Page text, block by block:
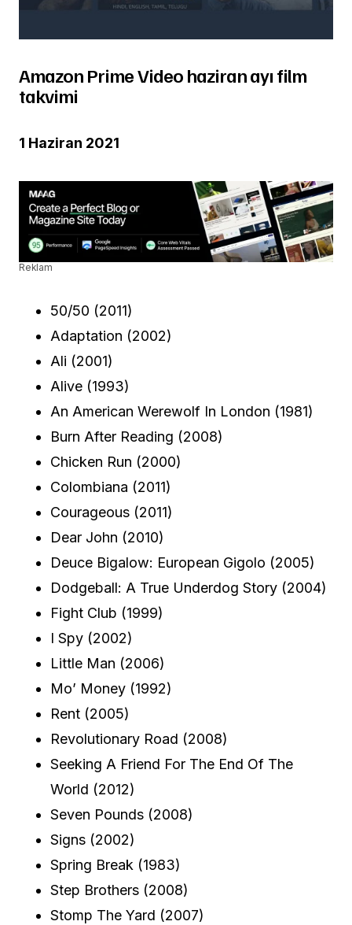
Amazon Prime Video haziran ayı film
takvimi
1 Haziran 2021
Reklam
50/50 (2011)
Adaptation (2002)
Ali (2001)
Alive (1993)
An American Werewolf In London (1981)
Burn After Reading (2008)
Chicken Run (2000)
Colombiana (2011)
Courageous (2011)
Dear John (2010)
Deuce Bigalow: European Gigolo (2005)
Dodgeball: A True Underdog Story (2004)
Fight Club (1999)
I Spy (2002)
Little Man (2006)
Mo’ Money (1992)
Rent (2005)
Revolutionary Road (2008)
Seeking A Friend For The End Of The
World (2012)
Seven Pounds (2008)
Signs (2002)
Spring Break (1983)
Step Brothers (2008)
Stomp The Yard (2007)